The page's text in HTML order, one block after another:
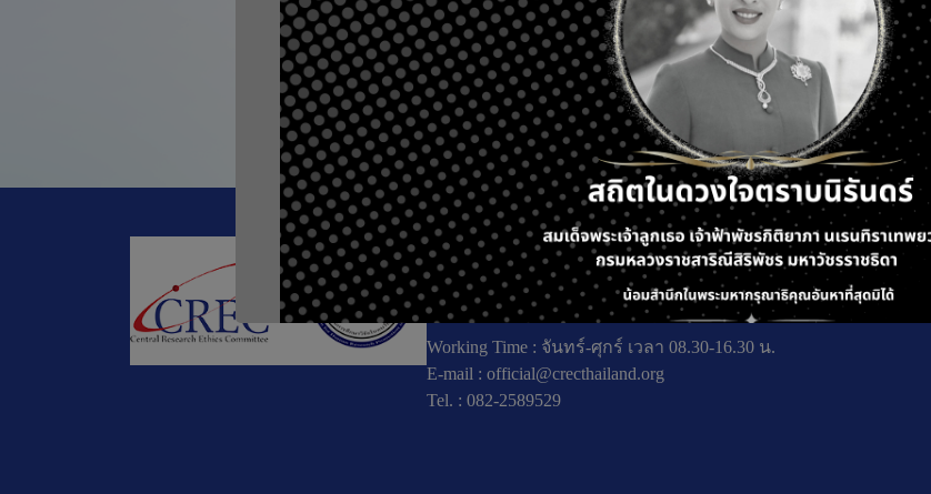
ก่อนหน้า, #Meeting: PED
CREC
196 หมู่ที่ 5 ถ. พหลโยธิน แขวงลาดยาว เขตจตุจักร กรุงเทพมหานคร
10900
Working Time : จันทร์-ศุกร์ เวลา 08.30-16.30 น.
E-mail : official@crecthailand.org
Tel. : 082-2589529